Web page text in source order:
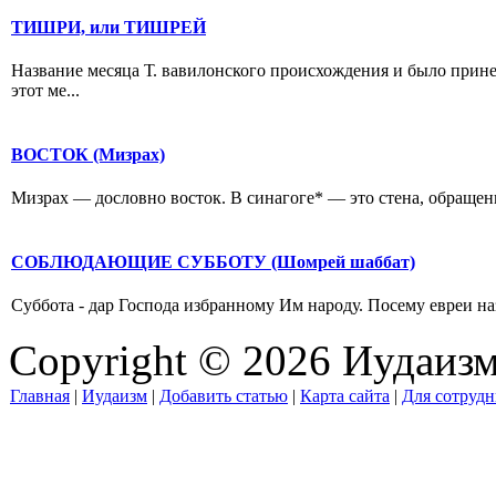
ТИШРИ, или ТИШРЕЙ
Название месяца Т. вавилонского происхождения и было
этот ме...
ВОСТОК (Мизрах)
Мизрах — дословно восток. В синагоге* — это стена,
СОБЛЮДАЮЩИЕ СУББОТУ (Шомрей шаббат)
Суббота - дар Господа избранному Им народу. Посему евреи
Copyright © 2026
Главная | Иудаизм | Добавить статью | Карта сайта | Для